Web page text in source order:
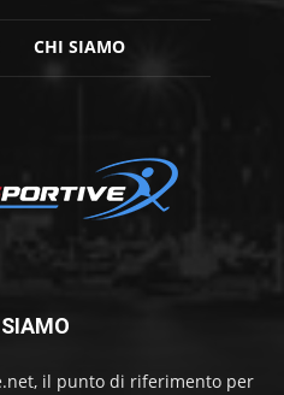
CHI SIAMO
il punto di riferimento per